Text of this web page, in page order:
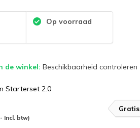
Op voorraad
de winkel:Beschikbaarheid controleren
Starterset 2.0
Incl. btw)